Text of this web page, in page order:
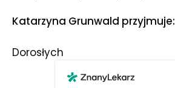
Katarzyna Grunwald przyjmuje:
Dorosłych